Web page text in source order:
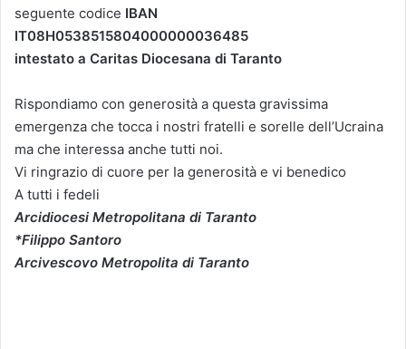
seguente codice IBAN
IT08H0538515804000000036485
intestato a Caritas Diocesana di Taranto
Rispondiamo con generosità a questa gravissima
emergenza che tocca i nostri fratelli e sorelle dell’Ucraina
ma che interessa anche tutti noi.
Vi ringrazio di cuore per Ia generosità e vi benedico
A tutti i fedeli
Arcidiocesi Metropolitana di Taranto
*Filippo Santoro
Arcivescovo Metropolita di Taranto